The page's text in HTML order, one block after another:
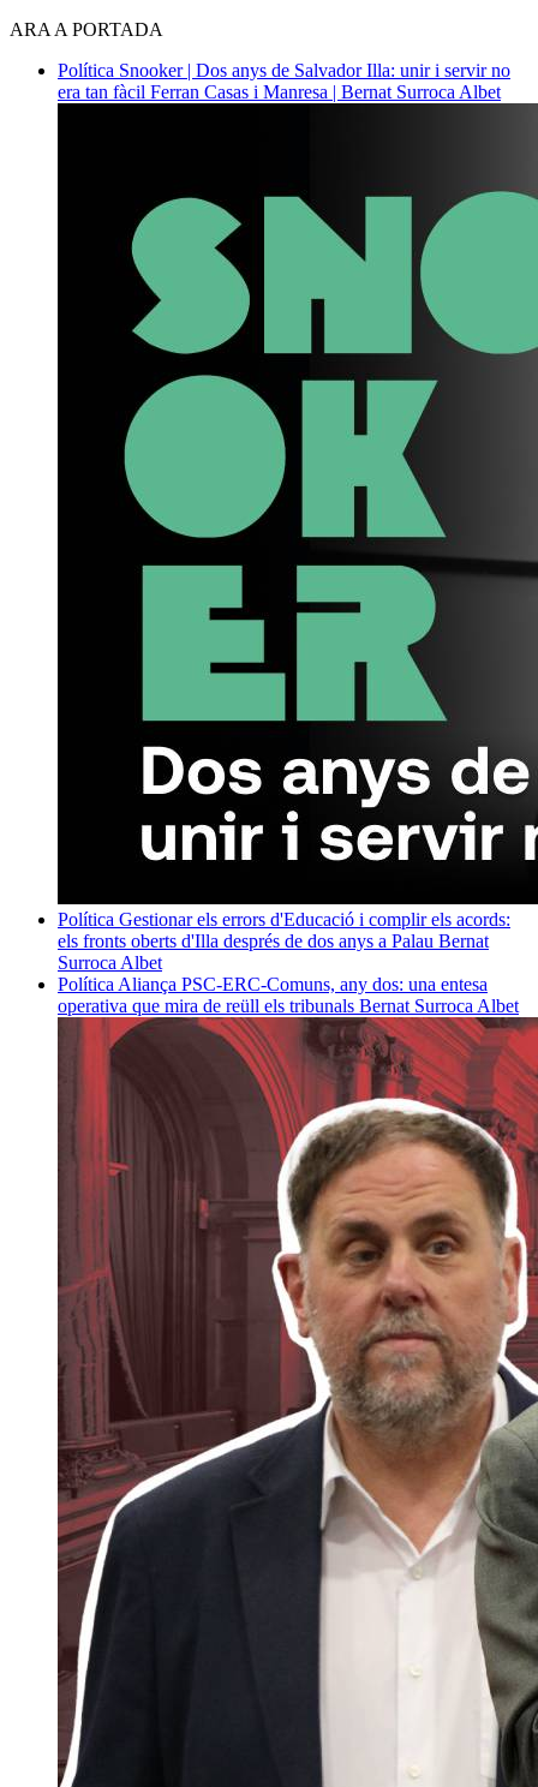
ARA A PORTADA
Política Snooker | Dos anys de Salvador Illa: unir i servir no
era tan fàcil Ferran Casas i Manresa | Bernat Surroca Albet
Política Gestionar els errors d'Educació i complir els acords:
els fronts oberts d'Illa després de dos anys a Palau Bernat
Surroca Albet
Política Aliança PSC-ERC-Comuns, any dos: una entesa
operativa que mira de reüll els tribunals Bernat Surroca Albet